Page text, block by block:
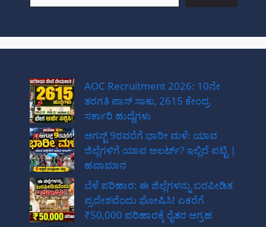
AOC Recruitment 2026: 10ನೇ
ತರಗತಿ ಪಾಸ್ ಸಾಕು, 2615 ಕೇಂದ್ರ
ಸರ್ಕಾರಿ ಹುದ್ದೆಗಳು
ಆಗಸ್ಟ್ 9ರವರೆಗೆ ಭಾರೀ ಮಳೆ: ಯಾವ
ಜಿಲ್ಲೆಗಳಿಗೆ ಯಾವ ಅಲರ್ಟ್? ಇಲ್ಲಿದೆ ಪಟ್ಟಿ |
ಹವಾಮಾನ
ಬೆಳೆ ಪರಿಹಾರ: ಈ ಜಿಲ್ಲೆಗಳನ್ನು ಬರಪೀಡಿತ
ಪ್ರದೇಶವೆಂದು ಘೋಷಿಸಿ! ಎಕರೆಗೆ
₹50,000 ಪರಿಹಾರಕ್ಕೆ ರೈತರ ಆಗ್ರಹ